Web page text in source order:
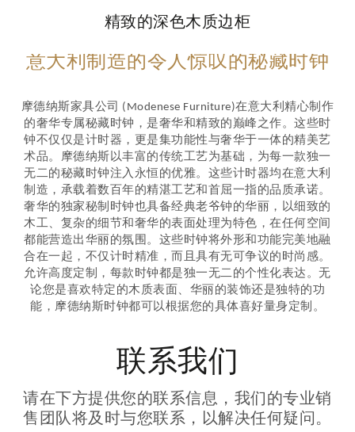
精致的深色木质边柜
意大利制造的令人惊叹的秘藏时钟
摩德纳斯家具公司 (Modenese Furniture)在意大利精心制作
的奢华专属秘藏时钟，是奢华和精致的巅峰之作。这些时
钟不仅仅是计时器，更是集功能性与奢华于一体的精美艺
术品。摩德纳斯以丰富的传统工艺为基础，为每一款独一
无二的秘藏时钟注入永恒的优雅。这些计时器均在意大利
制造，承载着数百年的精湛工艺和首屈一指的品质承诺。
奢华的独家秘制时钟也具备经典老爷钟的华丽，以细致的
木工、复杂的细节和奢华的表面处理为特色，在任何空间
都能营造出华丽的氛围。这些时钟将外形和功能完美地融
合在一起，不仅计时精准，而且具有无可争议的时尚感。
允许高度定制，每款时钟都是独一无二的个性化表达。无
论您是喜欢特定的木质表面、华丽的装饰还是独特的功
能，摩德纳斯时钟都可以根据您的具体喜好量身定制。
联系我们
请在下方提供您的联系信息，我们的专业销
售团队将及时与您联系，以解决任何疑问。